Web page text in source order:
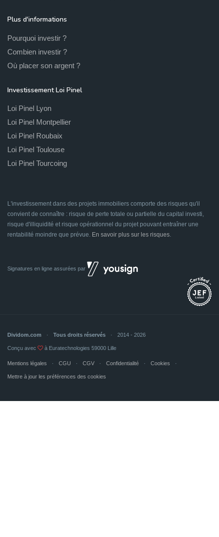
Plus d'informations
Pourquoi investir ?
Combien investir ?
Où placer son argent ?
Investissement Loi Pinel
Loi Pinel Lyon
Loi Pinel Montpellier
Loi Pinel Roubaix
Loi Pinel Toulouse
Loi Pinel Tourcoing
L'investissement dans des projets immobiliers comporte des risques qu'il
convient de connaître : risque de perte totale ou partielle du capital investi,
risque d'illiquidité et risque opérationnel du projet pouvant entraîner une
rentabilité moindre que prévue. En savoir plus sur les risques
Signatures en ligne assurées par
Dividom.com Tous droits réservés 2014 - 2026
Conçu avec à Euratechnologies 59000 Lille
Mentions légales CGU CGV Confidentialité Cookies
Mettre à jour les préférences des cookies